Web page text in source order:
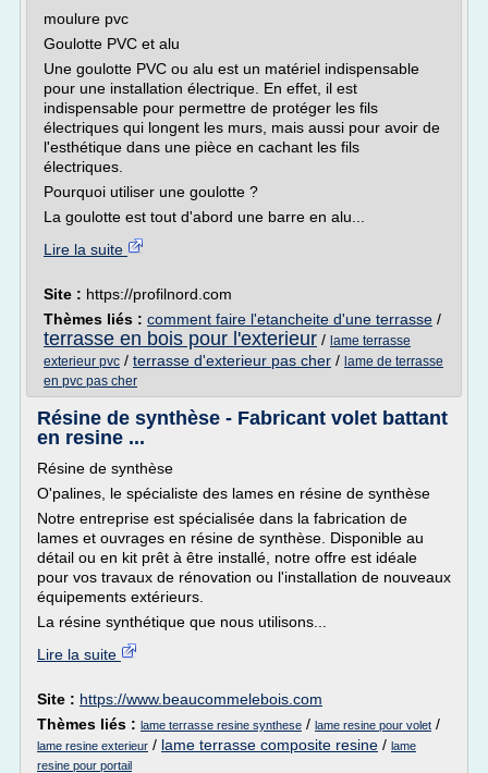
moulure pvc
Goulotte PVC et alu
Une goulotte PVC ou alu est un matériel indispensable
pour une installation électrique. En effet, il est
indispensable pour permettre de protéger les fils
électriques qui longent les murs, mais aussi pour avoir de
l'esthétique dans une pièce en cachant les fils
électriques.
Pourquoi utiliser une goulotte ?
La goulotte est tout d'abord une barre en alu...
Lire la suite
Site : https://profilnord.com
Thèmes liés : comment faire l'etancheite d'une terrasse /
terrasse en bois pour l'exterieur / lame terrasse
exterieur pvc / terrasse d'exterieur pas cher / lame de terrasse
en pvc pas cher
Résine de synthèse - Fabricant volet battant
en resine ...
Résine de synthèse
O'palines, le spécialiste des lames en résine de synthèse
Notre entreprise est spécialisée dans la fabrication de
lames et ouvrages en résine de synthèse. Disponible au
détail ou en kit prêt à être installé, notre offre est idéale
pour vos travaux de rénovation ou l'installation de nouveaux
équipements extérieurs.
La résine synthétique que nous utilisons...
Lire la suite
Site : https://www.beaucommelebois.com
Thèmes liés : lame terrasse resine synthese / lame resine pour volet /
lame resine exterieur / lame terrasse composite resine / lame
resine pour portail